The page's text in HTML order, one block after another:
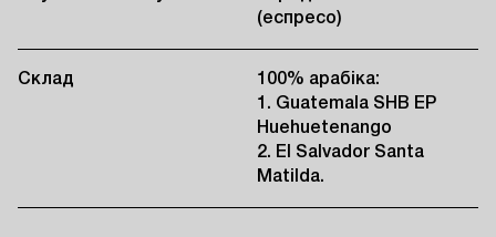
(еспресо)
Склад
100% арабіка:
1. Guatemala SHB EP
Huehuetenango
2. El Salvador Santa
Matilda.